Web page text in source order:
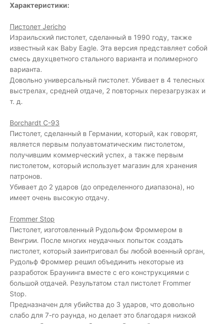
Характеристики:
Пистолет Jericho
Израильский пистолет, сделанный в 1990 году, также
известный как Baby Eagle. Эта версия представляет собой
смесь двухцветного стального варианта и полимерного
варианта.
Довольно универсальный пистолет. Убивает в 4 телесных
выстрелах, средней отдаче, 2 повторных перезагрузках и
т. д.
Borchardt C-93
Пистолет, сделанный в Германии, который, как говорят,
является первым полуавтоматическим пистолетом,
получившим коммерческий успех, а также первым
пистолетом, который использует магазин для хранения
патронов.
Убивает до 2 ударов (до определенного диапазона), но
имеет очень высокую отдачу.
Frommer Stop
Пистолет, изготовленный Рудольфом Фроммером в
Венгрии. После многих неудачных попыток создать
пистолет, который заинтриговал бы любой военный орган,
Рудольф Фроммер решил объединить некоторые из
разработок Браунинга вместе с его конструкциями с
большой отдачей. Результатом стал пистолет Frommer
Stop.
Предназначен для убийства до 3 ударов, что довольно
слабо для 7-го раунда, но делает это благодаря низкой